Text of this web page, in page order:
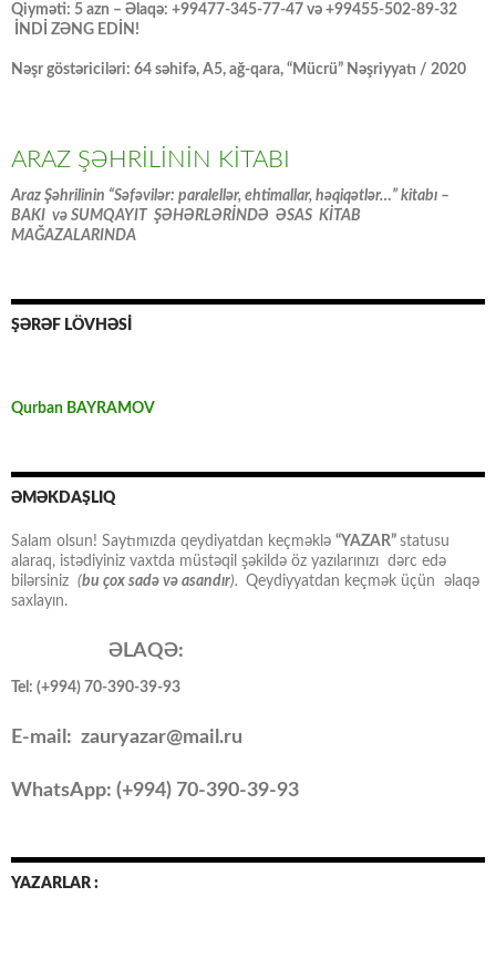
Qiyməti: 5 azn – Əlaqə: +99477-345-77-47 və +99455-502-89-32
İNDİ ZƏNG EDİN!
Nəşr göstəriciləri: 64 səhifə, A5, ağ-qara, “Mücrü” Nəşriyyatı / 2020
ARAZ ŞƏHRİLİNİN KİTABI
Araz Şəhrilinin “Səfəvilər: paralellər, ehtimallar, həqiqətlər…” kitabı –
BAKI və SUMQAYIT ŞƏHƏRLƏRİNDƏ ƏSAS KİTAB
MAĞAZALARINDA
ŞƏRƏF LÖVHƏSİ
Qurban BAYRAMOV
ƏMƏKDAŞLIQ
Salam olsun! Saytımızda qeydiyatdan keçməklə “YAZAR” statusu
alaraq, istədiyiniz vaxtda müstəqil şəkildə öz yazılarınızı dərc edə
bilərsiniz (bu çox sadə və asandır). Qeydiyyatdan keçmək üçün əlaqə
saxlayın.
ƏLAQƏ:
Tel: (+994) 70-390-39-93
E-mail: zauryazar@mail.ru
WhatsApp: (+994) 70-390-39-93
YAZARLAR :